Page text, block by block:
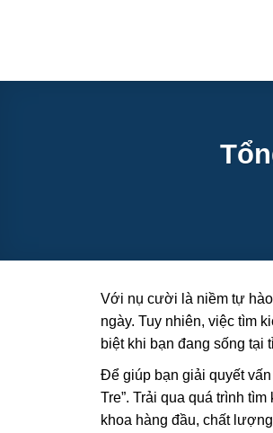
dung
Với nụ cười là niềm tự
ngày. Tuy nhiên, việc tìm
biệt khi bạn đang sống tại
Để giúp bạn giải quyết vấn
Tre”. Trải qua quá trình
khoa hàng đầu, chất